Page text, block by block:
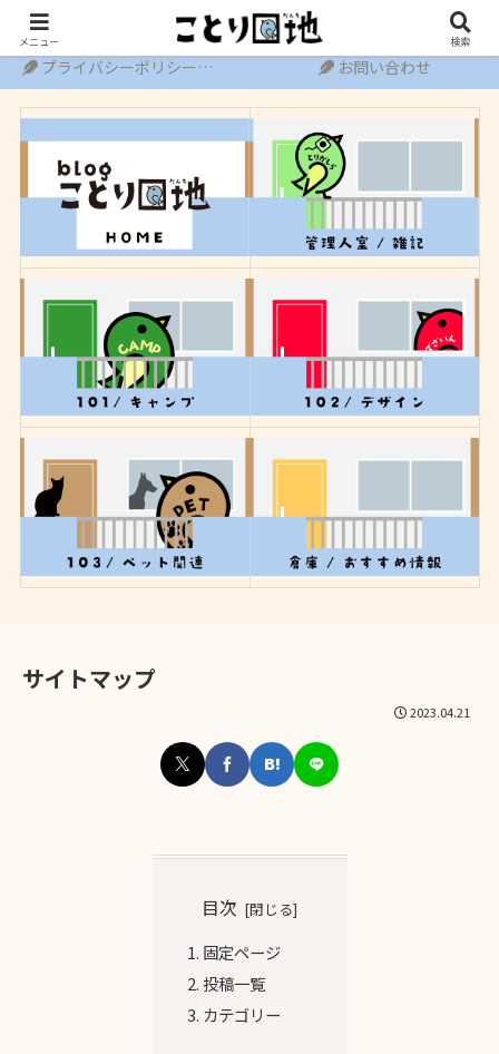
プライバシーポリシー・免責事項
お問い合わせ
サイトマップ
2023.04.21
目次
固定ページ
投稿一覧
カテゴリー
メニュー 検索